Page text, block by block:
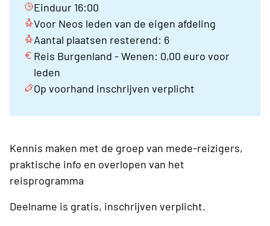
Einduur 16:00
Voor Neos leden van de eigen afdeling
Aantal plaatsen resterend: 6
Reis Burgenland - Wenen: 0,00 euro voor
leden
Op voorhand inschrijven verplicht
Kennis maken met de groep van mede-reizigers,
praktische info en overlopen van het
reisprogramma
Deelname is gratis, inschrijven verplicht.